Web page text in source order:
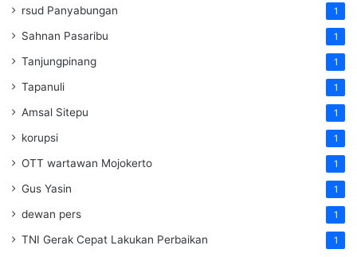
rsud Panyabungan 1
Sahnan Pasaribu 1
Tanjungpinang 1
Tapanuli 1
Amsal Sitepu 1
korupsi 1
OTT wartawan Mojokerto 1
Gus Yasin 1
dewan pers 1
TNI Gerak Cepat Lakukan Perbaikan 1